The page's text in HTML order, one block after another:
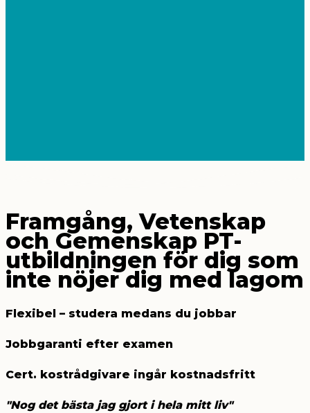
HUVUDMENY
Framgång, Vetenskap
och Gemenskap PT-
utbildningen för dig som
inte nöjer dig med lagom
Flexibel – studera medans du jobbar
Jobbgaranti efter examen
Cert. kostrådgivare ingår kostnadsfritt
"Nog det bästa jag gjort i hela mitt liv"